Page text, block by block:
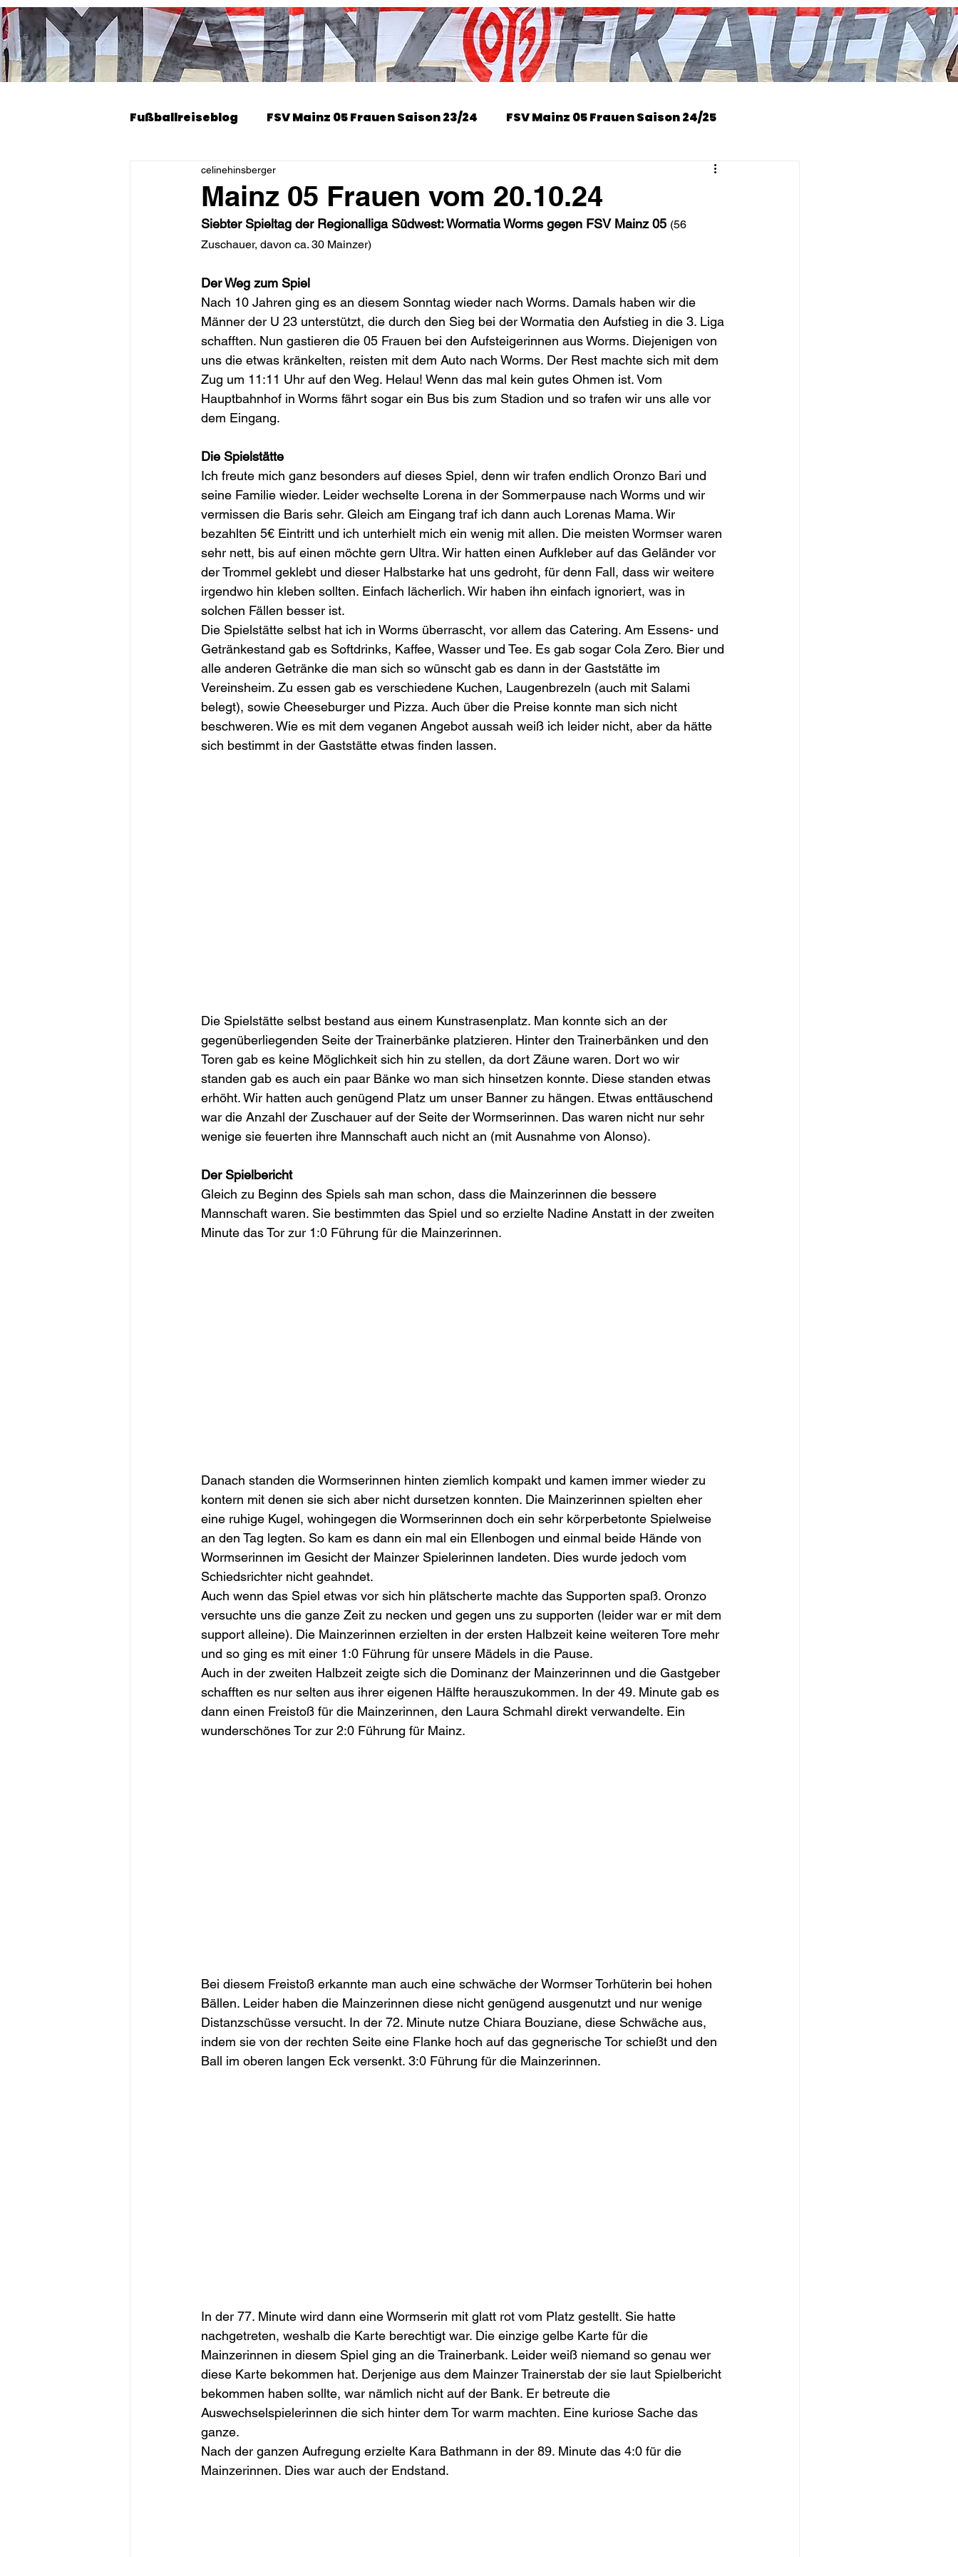
Fußballreiseblog FSV Mainz 05 Frauen Saison 23/24 FSV Mainz 05 Frauen Saison 24/25
FSV Mainz 05 Frauen Saison 25/26
Mainz 05 Frauen vom 20.10.24
celinehinsberger
Siebter Spieltag der Regionalliga Südwest: Wormatia Worms gegen FSV Mainz 05 (56
Zuschauer, davon ca. 30 Mainzer)
Der Weg zum Spiel
Nach 10 Jahren ging es an diesem Sonntag wieder nach Worms. Damals haben wir die
Männer der U 23 unterstützt, die durch den Sieg bei der Wormatia den Aufstieg in die 3. Liga
schafften. Nun gastieren die 05 Frauen bei den Aufsteigerinnen aus Worms. Diejenigen von
uns die etwas kränkelten, reisten mit dem Auto nach Worms. Der Rest machte sich mit dem
Zug um 11:11 Uhr auf den Weg. Helau! Wenn das mal kein gutes Ohmen ist. Vom
Hauptbahnhof in Worms fährt sogar ein Bus bis zum Stadion und so trafen wir uns alle vor
dem Eingang.
Die Spielstätte
Ich freute mich ganz besonders auf dieses Spiel, denn wir trafen endlich Oronzo Bari und
seine Familie wieder. Leider wechselte Lorena in der Sommerpause nach Worms und wir
vermissen die Baris sehr. Gleich am Eingang traf ich dann auch Lorenas Mama. Wir
bezahlten 5€ Eintritt und ich unterhielt mich ein wenig mit allen. Die meisten Wormser waren
sehr nett, bis auf einen möchte gern Ultra. Wir hatten einen Aufkleber auf das Geländer vor
der Trommel geklebt und dieser Halbstarke hat uns gedroht, für denn Fall, dass wir weitere
irgendwo hin kleben sollten. Einfach lächerlich. Wir haben ihn einfach ignoriert, was in
solchen Fällen besser ist.
Die Spielstätte selbst hat ich in Worms überrascht, vor allem das Catering. Am Essens- und
Getränkestand gab es Softdrinks, Kaffee, Wasser und Tee. Es gab sogar Cola Zero. Bier und
alle anderen Getränke die man sich so wünscht gab es dann in der Gaststätte im
Vereinsheim. Zu essen gab es verschiedene Kuchen, Laugenbrezeln (auch mit Salami
belegt), sowie Cheeseburger und Pizza. Auch über die Preise konnte man sich nicht
beschweren. Wie es mit dem veganen Angebot aussah weiß ich leider nicht, aber da hätte
sich bestimmt in der Gaststätte etwas finden lassen.
Die Spielstätte selbst bestand aus einem Kunstrasenplatz. Man konnte sich an der
gegenüberliegenden Seite der Trainerbänke platzieren. Hinter den Trainerbänken und den
Toren gab es keine Möglichkeit sich hin zu stellen, da dort Zäune waren. Dort wo wir
standen gab es auch ein paar Bänke wo man sich hinsetzen konnte. Diese standen etwas
erhöht. Wir hatten auch genügend Platz um unser Banner zu hängen. Etwas enttäuschend
war die Anzahl der Zuschauer auf der Seite der Wormserinnen. Das waren nicht nur sehr
wenige sie feuerten ihre Mannschaft auch nicht an (mit Ausnahme von Alonso).
Der Spielbericht
Gleich zu Beginn des Spiels sah man schon, dass die Mainzerinnen die bessere
Mannschaft waren. Sie bestimmten das Spiel und so erzielte Nadine Anstatt in der zweiten
Minute das Tor zur 1:0 Führung für die Mainzerinnen.
Danach standen die Wormserinnen hinten ziemlich kompakt und kamen immer wieder zu
kontern mit denen sie sich aber nicht dursetzen konnten. Die Mainzerinnen spielten eher
eine ruhige Kugel, wohingegen die Wormserinnen doch ein sehr körperbetonte Spielweise
an den Tag legten. So kam es dann ein mal ein Ellenbogen und einmal beide Hände von
Wormserinnen im Gesicht der Mainzer Spielerinnen landeten. Dies wurde jedoch vom
Schiedsrichter nicht geahndet.
Auch wenn das Spiel etwas vor sich hin plätscherte machte das Supporten spaß. Oronzo
versuchte uns die ganze Zeit zu necken und gegen uns zu supporten (leider war er mit dem
support alleine). Die Mainzerinnen erzielten in der ersten Halbzeit keine weiteren Tore mehr
und so ging es mit einer 1:0 Führung für unsere Mädels in die Pause.
Auch in der zweiten Halbzeit zeigte sich die Dominanz der Mainzerinnen und die Gastgeber
schafften es nur selten aus ihrer eigenen Hälfte herauszukommen. In der 49. Minute gab es
dann einen Freistoß für die Mainzerinnen, den Laura Schmahl direkt verwandelte. Ein
wunderschönes Tor zur 2:0 Führung für Mainz.
Bei diesem Freistoß erkannte man auch eine schwäche der Wormser Torhüterin bei hohen
Bällen. Leider haben die Mainzerinnen diese nicht genügend ausgenutzt und nur wenige
Distanzschüsse versucht. In der 72. Minute nutze Chiara Bouziane, diese Schwäche aus,
indem sie von der rechten Seite eine Flanke hoch auf das gegnerische Tor schießt und den
Ball im oberen langen Eck versenkt. 3:0 Führung für die Mainzerinnen.
In der 77. Minute wird dann eine Wormserin mit glatt rot vom Platz gestellt. Sie hatte
nachgetreten, weshalb die Karte berechtigt war. Die einzige gelbe Karte für die
Mainzerinnen in diesem Spiel ging an die Trainerbank. Leider weiß niemand so genau wer
diese Karte bekommen hat. Derjenige aus dem Mainzer Trainerstab der sie laut Spielbericht
bekommen haben sollte, war nämlich nicht auf der Bank. Er betreute die
Auswechselspielerinnen die sich hinter dem Tor warm machten. Eine kuriose Sache das
ganze.
Nach der ganzen Aufregung erzielte Kara Bathmann in der 89. Minute das 4:0 für die
Mainzerinnen. Dies war auch der Endstand.